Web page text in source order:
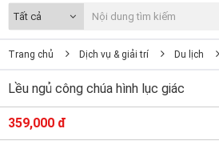
Tất cả
Trang chủ Dịch vụ & giải trí Du lịch
Lều ngủ công chúa hình lục giác
359,000 đ